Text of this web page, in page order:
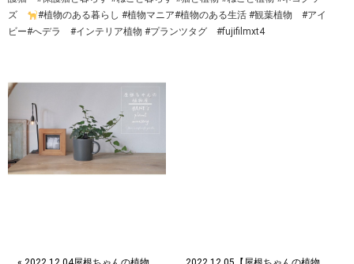
ズ
#植物のある暮らし #植物マニア#植物のある生活 #観葉植物 #アイ
ビー#へデラ #インテリア植物 #プランツタグ #fujifilmxt4